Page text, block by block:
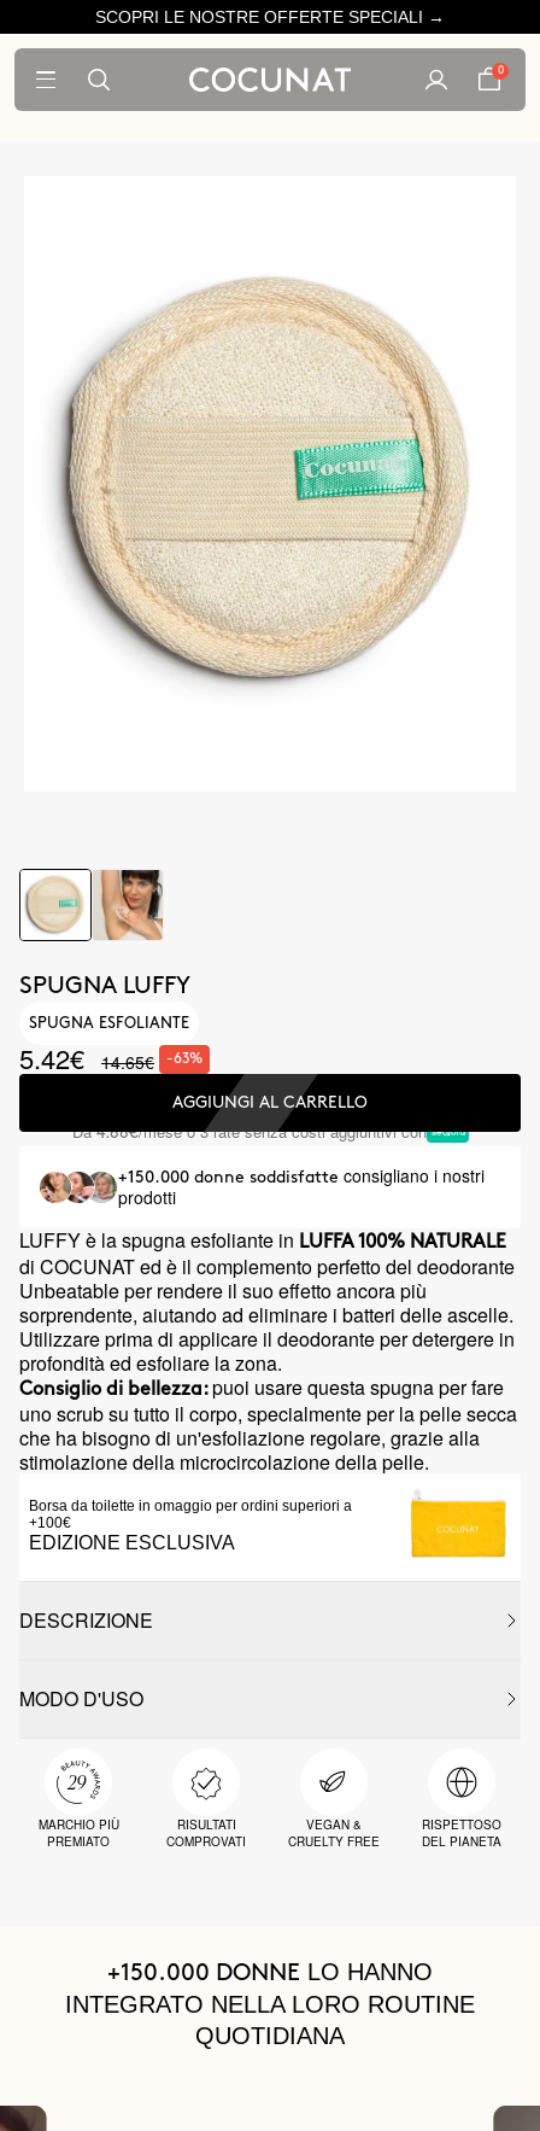
SCOPRI LE NOSTRE OFFERTE SPECIALI →
0
SPUGNA LUFFY
SPUGNA ESFOLIANTE
5.42€ 14.65€ -63%
AGGIUNGI AL CARRELLO
Da4.88€/mese o 3 rate senza costi aggiuntivi con
+150.000 donne soddisfatte consigliano i nostri
prodotti
LUFFY è la spugna esfoliante in LUFFA 100% NATURALE
di COCUNAT ed è il complemento perfetto del deodorante
Unbeatable per rendere il suo effetto ancora più
sorprendente, aiutando ad eliminare i batteri delle ascelle.
Utilizzare prima di applicare il deodorante per detergere in
profondità ed esfoliare la zona.
Consiglio di bellezza: puoi usare questa spugna per fare
uno scrub su tutto il corpo, specialmente per la pelle secca
che ha bisogno di un'esfoliazione regolare, grazie alla
stimolazione della microcircolazione della pelle.
Borsa da toilette in omaggio per ordini superiori a
+100€
EDIZIONE ESCLUSIVA
DESCRIZIONE
MODO D'USO
MARCHIO PIÙ
PREMIATO
RISULTATI
COMPROVATI
VEGAN &
CRUELTY FREE
RISPETTOSO
DEL PIANETA
+150.000 DONNE LO HANNO
INTEGRATO NELLA LORO ROUTINE
QUOTIDIANA